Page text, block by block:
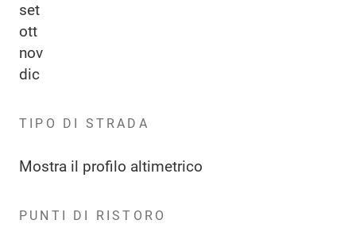
set
ott
nov
dic
TIPO DI STRADA
Mostra il profilo altimetrico
PUNTI DI RISTORO